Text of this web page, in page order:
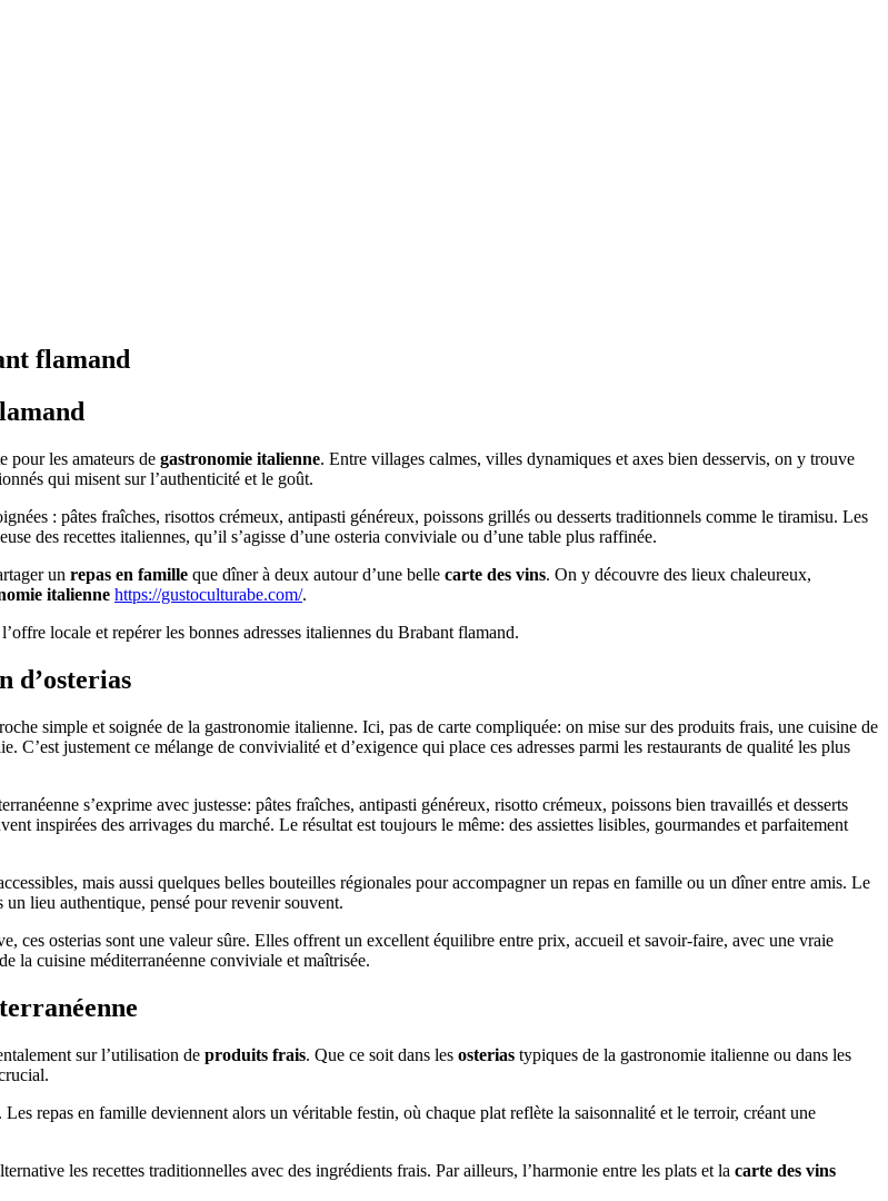
flamand
pour les amateurs de gastronomie italienne. Entre villages calmes, villes dynamiques et axes bien desservis, on y trouve
qui misent sur l’authenticité et le goût.
: pâtes fraîches, risottos crémeux, antipasti généreux, poissons grillés ou desserts traditionnels comme le tiramisu. Les
des recettes italiennes, qu’il s’agisse d’une osteria conviviale ou d’une table plus raffinée.
un repas en famille que dîner à deux autour d’une belle carte des vins. On y découvre des lieux chaleureux,
italienne https://gustoculturabe.com/.
locale et repérer les bonnes adresses italiennes du Brabant flamand.
d’osterias
simple et soignée de la gastronomie italienne. Ici, pas de carte compliquée: on mise sur des produits frais, une cuisine de
C’est justement ce mélange de convivialité et d’exigence qui place ces adresses parmi les restaurants de qualité les plus
s’exprime avec justesse: pâtes fraîches, antipasti généreux, risotto crémeux, poissons bien travaillés et desserts
inspirées des arrivages du marché. Le résultat est toujours le même: des assiettes lisibles, gourmandes et parfaitement
mais aussi quelques belles bouteilles régionales pour accompagner un repas en famille ou un dîner entre amis. Le
un lieu authentique, pensé pour revenir souvent.
ces osterias sont une valeur sûre. Elles offrent un excellent équilibre entre prix, accueil et savoir-faire, avec une vraie
la cuisine méditerranéenne conviviale et maîtrisée.
sur l’utilisation de produits frais. Que ce soit dans les osterias typiques de la gastronomie italienne ou dans les
repas en famille deviennent alors un véritable festin, où chaque plat reflète la saisonnalité et le terroir, créant une
les recettes traditionnelles avec des ingrédients frais. Par ailleurs, l’harmonie entre les plats et la carte des vins